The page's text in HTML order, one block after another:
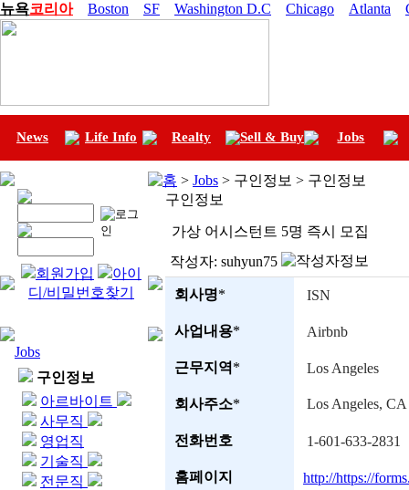
뉴욕코리아 Boston SF Washington D.C Chicago Atlanta
News Life Info Realty Sell & Buy Jobs
회원가입
아이
디/비밀번호찾기
Jobs
구인정보
아르바이트
사무직
영업직
기술직
전문직
홈 > Jobs > 구인정보 > 구인정보
구인정보
가상 어시스턴트 5명 즉시 모집
작성자: suhyun75
회사명* ISN
사업내용* Airbnb
근무지역* Los Angeles
회사주소* Los Angeles,
전화번호 1-601-633-2831
홈페이지 http://https://